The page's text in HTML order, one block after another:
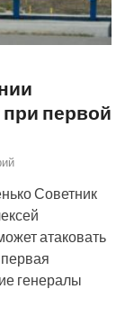
первой
Советник
атаковать
генералы